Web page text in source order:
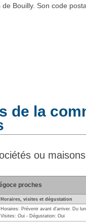
de Bouilly. Son code
de la
ou
proches
Horaires, visites et dégustation
Horaires: Prévenir avant d'arriver. Du
Visites: Oui - Dégustation: Oui